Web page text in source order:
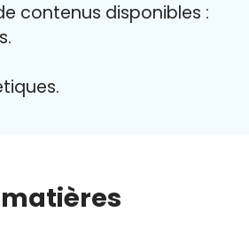
contenus disponibles :